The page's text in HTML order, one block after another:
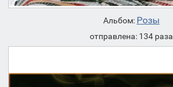
Альбом: Розы
отправлена: 134 раза